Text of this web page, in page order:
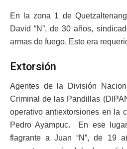
En la zona 1 de
David “N”, de 30 años,
armas de fuego. Este era
Extorsión
Agentes de la División
Criminal de las Pandillas
operativo antiextorsiones en la
Pedro Ayampuc. En ese
flagrante a Juan “N”, de 19